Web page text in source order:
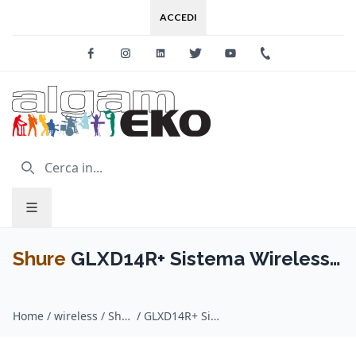
ACCEDI
FacebookInstagramLinkedinTwitter Youtube
Shure GLXD14R+ Sistema Wireless
Home / wireless / Shure / GLXD14R+ Sistema Wireless per Chitarra e Basso